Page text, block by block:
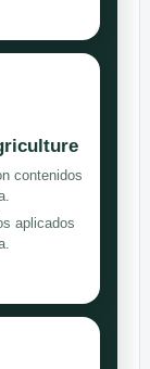
contenidos
aplicados